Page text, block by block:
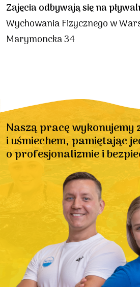
Zajęcia odbywają się na
Wychowania Fizycznego w
Marymoncka 34
Naszą pracę wykonujemy
i uśmiechem, pamiętając
o profesjonalizmie i